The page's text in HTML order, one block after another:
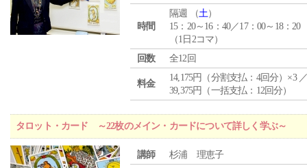
時間
隔週 （土）
15：20～16：40／17：00～18：20
（1日2コマ）
回数
全12回
料金
14,175円（分割支払：4回分）×3
39,375円（一括支払：12回分）
タロット・カード ～22枚のメイン・カードについて詳しく学ぶ～
講師 杉浦 理恵子